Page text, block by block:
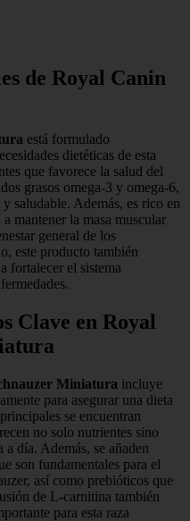
de Royal Canin
está formulado
dietéticas de esta
que favorece la salud del
grasos omega-3 y omega-6,
y saludable. Además, es rico en
mantener la masa muscular
general de los
este producto también
fortalecer el sistema
Clave en Royal
Miniatura incluye
para asegurar una dieta
se encuentran
no solo nutrientes sino
a día. Además, se añaden
son fundamentales para el
así como prebióticos que
de L-carnitina también
para esta raza